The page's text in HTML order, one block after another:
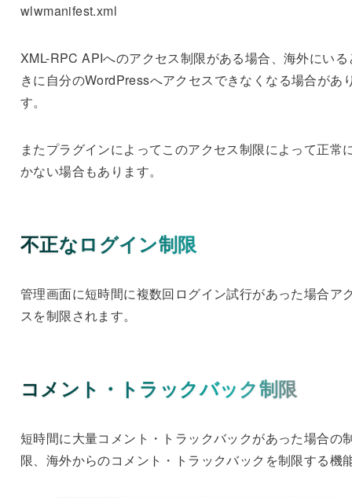
wlwmanifest.xml
XML-RPC APIへのアクセス制限がある場合、海外にいる
きに自分のWordPressへアクセスできなくなる場合があ
す。
またプラグインによってこのアクセス制限によって正常
かない場合もあります。
不正なログイン制限
管理画面に短時間に複数回ログイン試行があった場合ア
スを制限されます。
コメント・トラックバック制限
短時間に大量コメント・トラックバックがあった場合の
限、海外からのコメント・トラックバックを制限する機